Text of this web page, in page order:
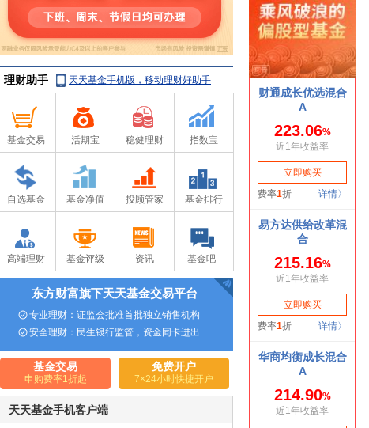
理财助手 天天基金手机版，移动理财好助手
基金交易 活期宝 稳健理财 指数宝
自选基金 基金净值 投顾管家 基金排行
高端理财 基金评级 资讯 基金吧